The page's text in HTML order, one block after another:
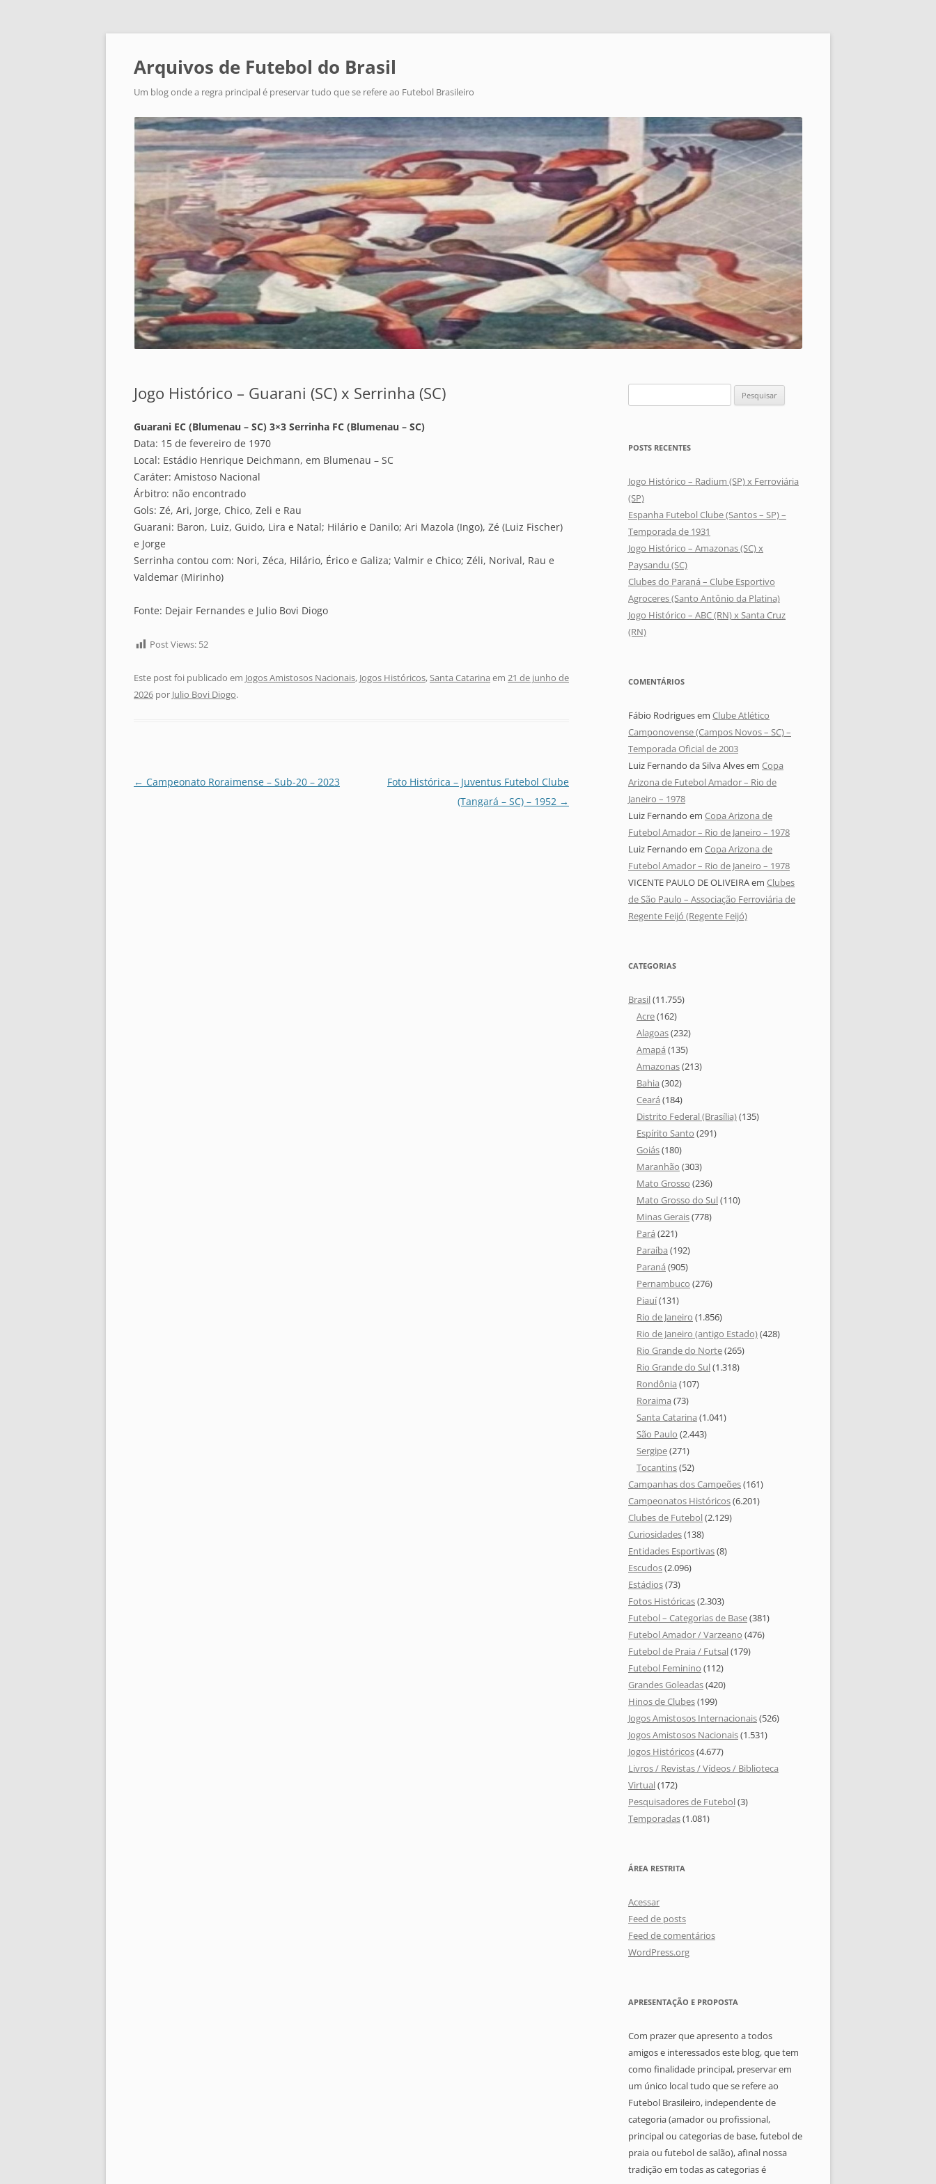
Arquivos de Futebol do Brasil
Um blog onde a regra principal é preservar tudo que se refere ao Futebol Brasileiro
Jogo Histórico – Guarani (SC) x Serrinha (SC)
Guarani EC (Blumenau – SC) 3×3 Serrinha FC (Blumenau – SC)
Data: 15 de fevereiro de 1970
Local: Estádio Henrique Deichmann, em Blumenau – SC
Caráter: Amistoso Nacional
Árbitro: não encontrado
Gols: Zé, Ari, Jorge, Chico, Zeli e Rau
Guarani: Baron, Luiz, Guido, Lira e Natal; Hilário e Danilo; Ari Mazola (Ingo), Zé (Luiz Fischer)
e Jorge
Serrinha contou com: Nori, Zéca, Hilário, Érico e Galiza; Valmir e Chico; Zéli, Norival, Rau e
Valdemar (Mirinho)
Fonte: Dejair Fernandes e Julio Bovi Diogo
Post Views: 52
Este post foi publicado em Jogos Amistosos Nacionais, Jogos Históricos,Santa Catarina em 21 de junho de
2026 por Julio Bovi Diogo.
Navegação
← Campeonato Roraimense – Sub-20 – 2023
Foto Histórica – Juventus Futebol Clube
(Tangará – SC) – 1952 →
por:
POSTS RECENTES
Jogo Histórico – Radium (SP) x Ferroviária
(SP)
Espanha Futebol Clube (Santos – SP) –
Temporada de 1931
Jogo Histórico – Amazonas (SC) x
Paysandu (SC)
Clubes do Paraná – Clube Esportivo
Agroceres (Santo Antônio da Platina)
Jogo Histórico – ABC (RN) x Santa Cruz
(RN)
COMENTÁRIOS
Fábio Rodriguesem Clube Atlético
Camponovense (Campos Novos – SC) –
Temporada Oficial de 2003
Luiz Fernando da Silva Alvesem Copa
Arizona de Futebol Amador – Rio de
Janeiro – 1978
Luiz Fernando em Copa Arizona de
Futebol Amador – Rio de Janeiro – 1978
Luiz Fernando em Copa Arizona de
Futebol Amador – Rio de Janeiro – 1978
VICENTE PAULO DE OLIVEIRAem Clubes
de São Paulo – Associação Ferroviária de
Regente Feijó (Regente Feijó)
CATEGORIAS
Brasil(11.755)
Acre(162)
Alagoas(232)
Amapá (135)
Amazonas(213)
Bahia (302)
Ceará (184)
Distrito Federal (Brasília)(135)
Espírito Santo (291)
Goiás(180)
Maranhão (303)
Mato Grosso (236)
Mato Grosso do Sul(110)
Minas Gerais(778)
Pará (221)
Paraíba (192)
Paraná (905)
Pernambuco (276)
Piauí(131)
Rio de Janeiro (1.856)
Rio de Janeiro (antigo Estado)(428)
Rio Grande do Norte(265)
Rio Grande do Sul(1.318)
Rondônia (107)
Roraima (73)
Santa Catarina (1.041)
São Paulo (2.443)
Sergipe(271)
Tocantins(52)
Campanhas dos Campeões(161)
Campeonatos Históricos(6.201)
Clubes de Futebol(2.129)
Curiosidades(138)
Entidades Esportivas(8)
Escudos(2.096)
Estádios(73)
Fotos Históricas(2.303)
Futebol – Categorias de Base(381)
Futebol Amador / Varzeano (476)
Futebol de Praia / Futsal(179)
Futebol Feminino (112)
Grandes Goleadas(420)
Hinos de Clubes(199)
Jogos Amistosos Internacionais(526)
Jogos Amistosos Nacionais(1.531)
Jogos Históricos(4.677)
Livros / Revistas / Vídeos / Biblioteca
Virtual(172)
Pesquisadores de Futebol(3)
Temporadas(1.081)
ÁREA RESTRITA
Acessar
Feed de posts
Feed de comentários
WordPress.org
APRESENTAÇÃO E PROPOSTA
Com prazer que apresento a todos
amigos e interessados este blog, que tem
como finalidade principal, preservar em
um único local tudo que se refere ao
Futebol Brasileiro, independente de
categoria (amador ou profissional,
principal ou categorias de base, futebol de
praia ou futebol de salão), afinal nossa
tradição em todas as categorias é